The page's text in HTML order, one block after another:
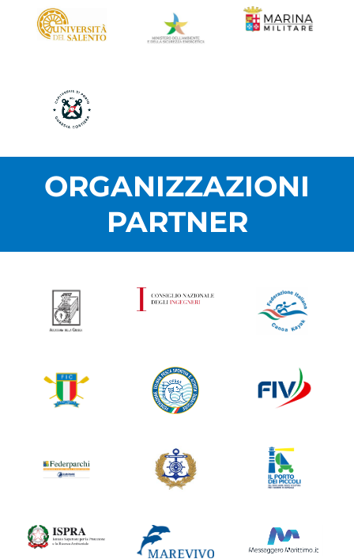
ORGANIZZAZIONI
PARTNER